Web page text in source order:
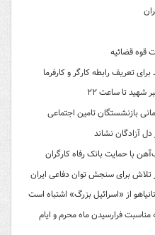
قوه‌ قضائیه
تعریف رابطه کارگر و کارفرما
شهید تا ساعت ۲۲
آزادگان نشاند
با حمایت‌ بانک رفاه کارگران
برای سنجش توان دفاعی ایران
از «اسرائیل بزرگ» اشتباه است
مناسبت فرارسیدن ماه محرم و ایام